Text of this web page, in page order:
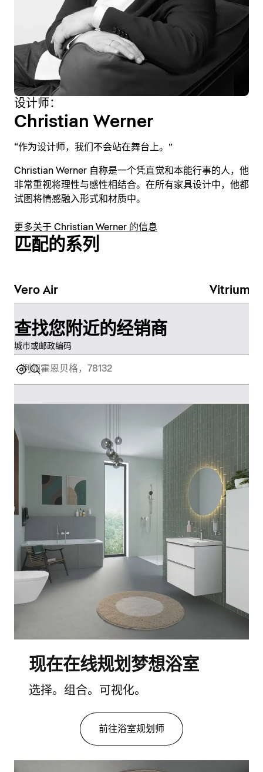
设计师：
Christian Werner
“作为设计师，我们不会站在舞台上。”
Christian Werner 自称是一个凭直觉和本能行事的人，他
非常重视将理性与感性相结合。在所有家具设计中，他都
试图将情感融入形式和材质中。
更多关于 Christian Werner 的信息
匹配的系列
Vero Air Vitrium
查找您附近的经销商
城市或邮政编码
现在在线规划梦想浴室
选择。组合。可视化。
前往浴室规划师